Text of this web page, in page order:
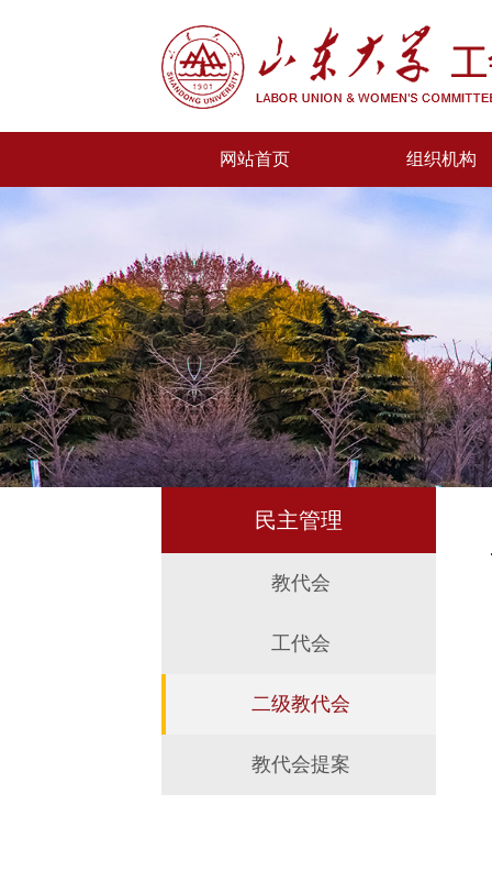
网站首页 组织机构
民主管理
教代会
工代会
二级教代会
教代会提案